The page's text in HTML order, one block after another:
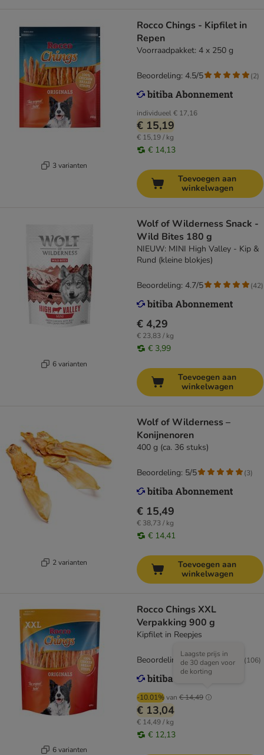
3 varianten
Rocco Chings - Kipfilet in
Repen
Voorraadpakket: 4 x 250 g
individueel€ 17,16
€ 15,19
€ 15,19 / kg
€ 14,13
Beoordeling: 4.5/5 (2)
Toevoegen aan
winkelwagen
6 varianten
Wolf of Wilderness Snack -
Wild Bites 180 g
NIEUW: MINI High Valley - Kip &
Rund (kleine blokjes)
€ 4,29
€ 23,83 / kg
€ 3,99
Beoordeling: 4.7/5 (42)
Toevoegen aan
winkelwagen
2 varianten
Wolf of Wilderness –
Konijnenoren
400 g (ca. 36 stuks)
€ 15,49
€ 38,73 / kg
€ 14,41
Beoordeling: 5/5 (3)
Toevoegen aan
winkelwagen
6 varianten
Rocco Chings XXL
Verpakking 900 g
Kipfilet in Reepjes
-10.01%van € 14,49
Laagste prijs in
de 30 dagen voor
de korting
€ 13,04
€ 14,49 / kg
€ 12,13
Beoordeling: 4/5 (106)